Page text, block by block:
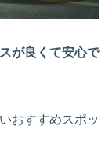
が良くて安心で
おすすめスポッ